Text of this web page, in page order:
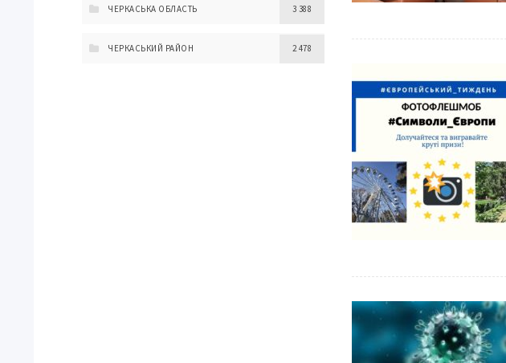
ЧЕРКАСЬКА ОБЛАСТЬ 3 388
ЧЕРКАСЬКИЙ РАЙОН 2 478